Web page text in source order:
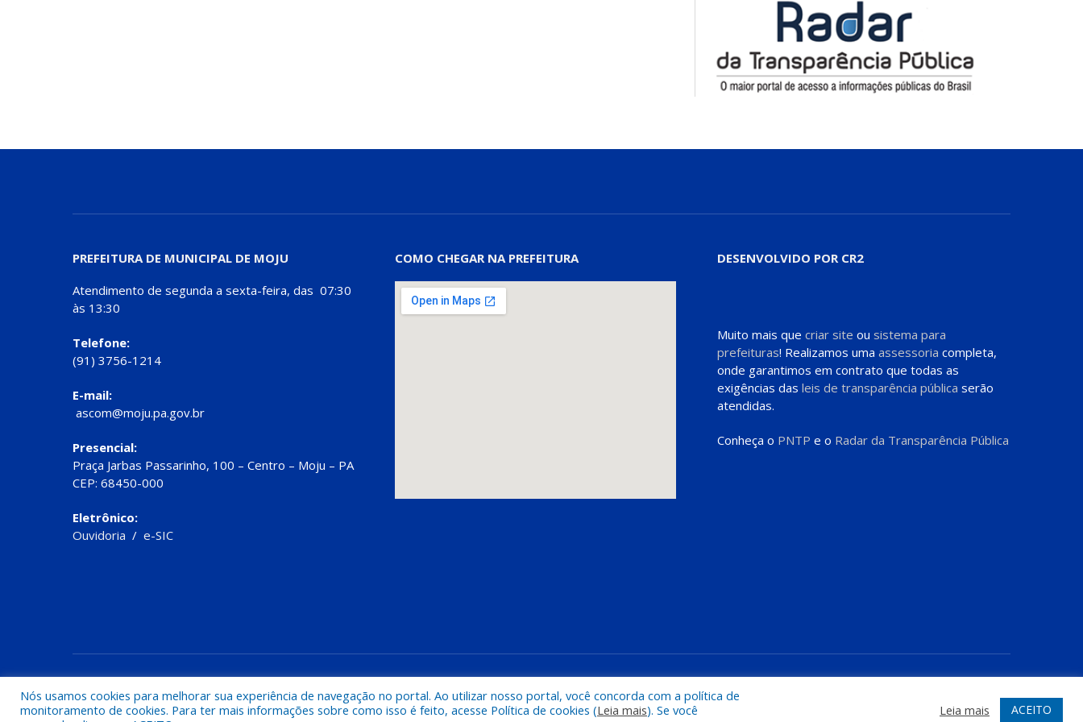
PREFEITURA DE MUNICIPAL DE MOJU
Atendimento de segunda a sexta-feira, das 07:30
às 13:30
Telefone:
(91) 3756-1214
E-mail:
ascom@moju.pa.gov.br
Presencial:
Praça Jarbas Passarinho, 100 – Centro – Moju – PA
CEP: 68450-000
Eletrônico:
Ouvidoria / e-SIC
COMO CHEGAR NA PREFEITURA DESENVOLVIDO POR CR2
Muito mais que criar site ou sistema para
prefeituras! Realizamos uma assessoria completa,
onde garantimos em contrato que todas as
exigências das leis de transparência pública serão
atendidas.
Conheça o PNTP e o Radar da Transparência Pública
Nós usamos cookies para melhorar sua experiência de navegação no portal. Ao utilizar nosso portal, você concorda com a política de
monitoramento de cookies. Para ter mais informações sobre como isso é feito, acesse Política de cookies (Leia mais). Se você
Leia mais ACEITO